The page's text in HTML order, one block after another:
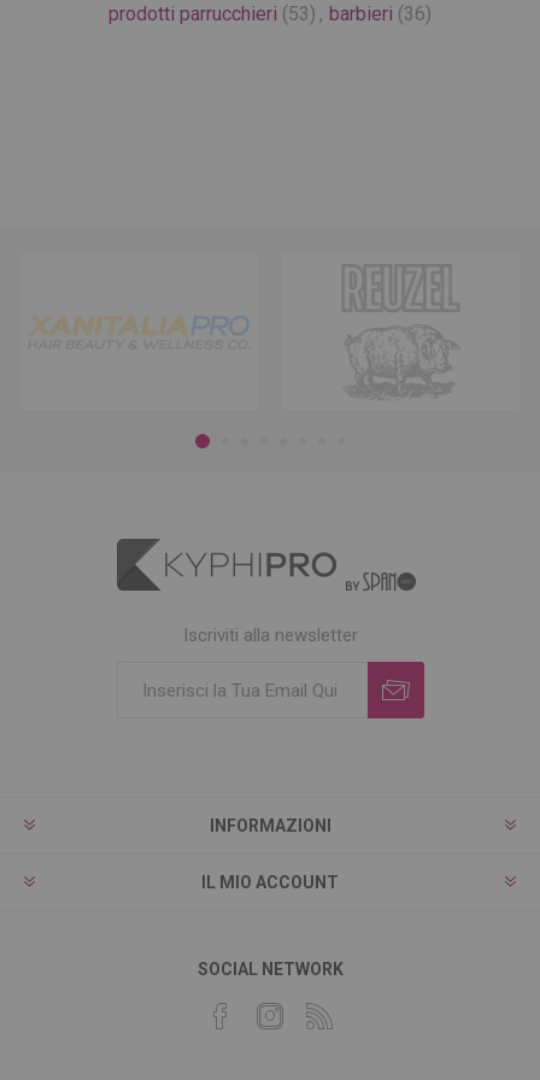
prodotti parrucchieri (53) , barbieri (36)
Iscriviti alla newsletter
INFORMAZIONI
IL MIO ACCOUNT
SOCIAL NETWORK